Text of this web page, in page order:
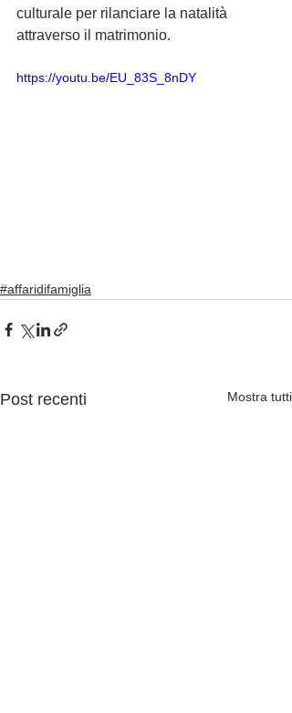
culturale per rilanciare la natalità
attraverso il matrimonio.
https://youtu.be/EU_83S_8nDY
#affaridifamiglia
Post recenti Mostra tutti